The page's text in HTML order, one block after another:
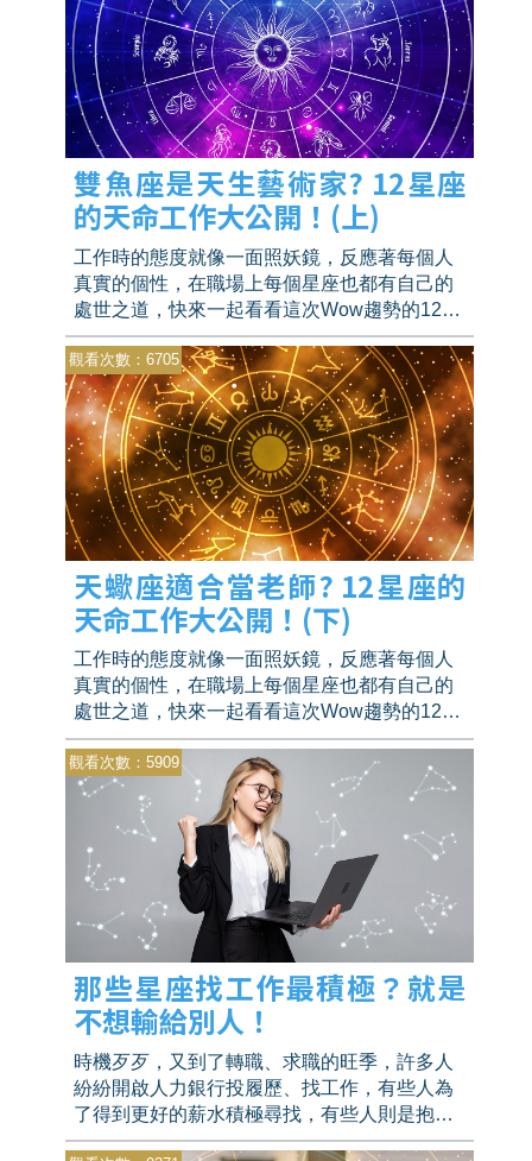
才能就任，所以在不同行業就算同個職務，薪
資落差也是甚大，最多竟高達 20K以上。
雙魚座是天生藝術家? 12星座
的天命工作大公開！(上)
工作時的態度就像一面照妖鏡，反應著每個人
真實的個性，在職場上每個星座也都有自己的
處世之道，快來一起看看這次Wow趨勢的12星
座的職務選擇大調查吧！
觀看次數：6705
天蠍座適合當老師? 12星座的
天命工作大公開！(下)
工作時的態度就像一面照妖鏡，反應著每個人
真實的個性，在職場上每個星座也都有自己的
處世之道，快來一起看看這次Wow趨勢的12星
座的職務選擇大調查吧！
觀看次數：5909
那些星座找工作最積極？就是
不想輸給別人！
時機歹歹，又到了轉職、求職的旺季，許多人
紛紛開啟人力銀行投履歷、找工作，有些人為
了得到更好的薪水積極尋找，有些人則是抱持
著隨緣的佛系求職，12星座個性大不同，哪些